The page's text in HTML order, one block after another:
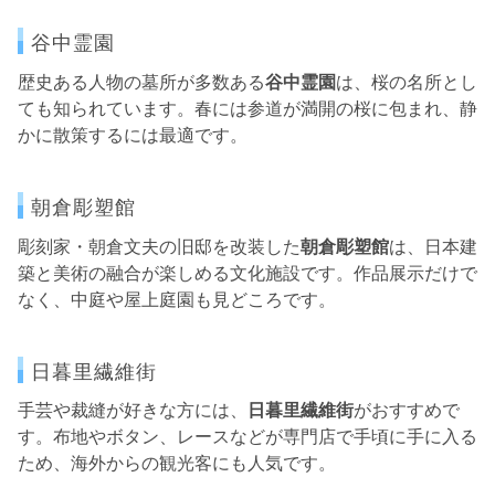
谷中霊園
歴史ある人物の墓所が多数ある谷中霊園は、桜の名所とし
ても知られています。春には参道が満開の桜に包まれ、静
かに散策するには最適です。
朝倉彫塑館
彫刻家・朝倉文夫の旧邸を改装した朝倉彫塑館は、日本建
築と美術の融合が楽しめる文化施設です。作品展示だけで
なく、中庭や屋上庭園も見どころです。
日暮里繊維街
手芸や裁縫が好きな方には、 日暮里繊維街がおすすめで
す。布地やボタン、レースなどが専門店で手頃に手に入る
ため、海外からの観光客にも人気です。